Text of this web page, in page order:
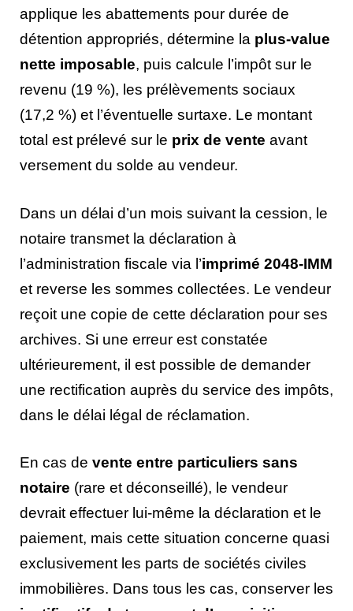
applique les abattements pour durée de
détention appropriés, détermine la plus-value
nette imposable, puis calcule l’impôt sur le
revenu (19 %), les prélèvements sociaux
(17,2 %) et l’éventuelle surtaxe. Le montant
total est prélevé sur le prix de vente avant
versement du solde au vendeur.
Dans un délai d’un mois suivant la cession, le
notaire transmet la déclaration à
l’administration fiscale via l’imprimé 2048-IMM
et reverse les sommes collectées. Le vendeur
reçoit une copie de cette déclaration pour ses
archives. Si une erreur est constatée
ultérieurement, il est possible de demander
une rectification auprès du service des impôts,
dans le délai légal de réclamation.
En cas de vente entre particuliers sans
notaire (rare et déconseillé), le vendeur
devrait effectuer lui-même la déclaration et le
paiement, mais cette situation concerne quasi
exclusivement les parts de sociétés civiles
immobilières. Dans tous les cas, conserver les